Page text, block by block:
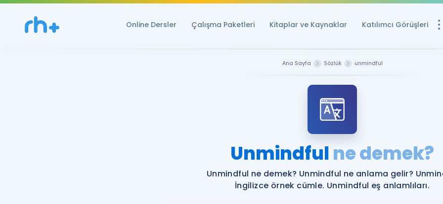
Online Dersler Çalışma Paketleri Kitaplar ve Kaynaklar Katılımcı Görüşleri
YDS ve YÖKDİL
YDS ve YÖKDİL'e
Ana Sayfa Sözlük unmindful
Unmindfulne demek?
Unmindful ne demek? Unmindful ne anlama gelir?
İngilizce örnek cümle. Unmindful eş anlamlıları.